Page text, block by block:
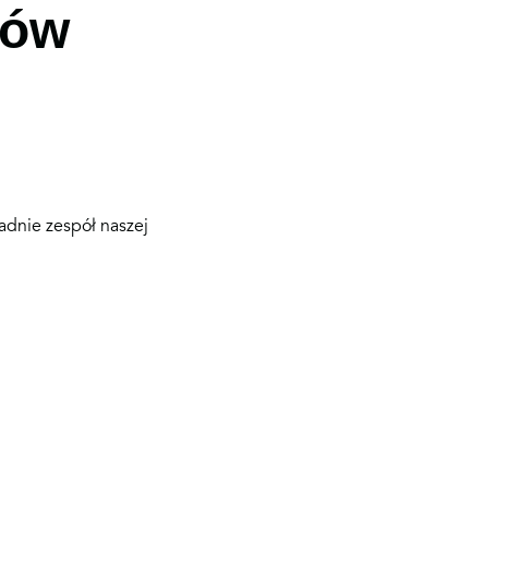
zespół naszej